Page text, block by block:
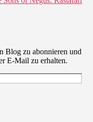
Blog zu abonnieren und
E-Mail zu erhalten.